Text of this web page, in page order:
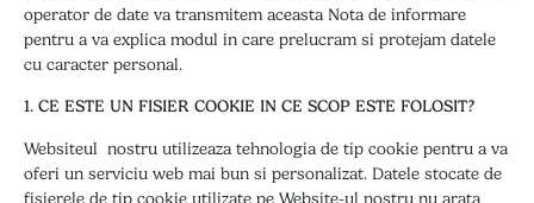
operator de date va transmitem aceasta Nota de informare
pentru a va explica modul in care prelucram si protejam datele
cu caracter personal.
1. CE ESTE UN FISIER COOKIE IN CE SCOP ESTE FOLOSIT?
Websiteul nostru utilizeaza tehnologia de tip cookie pentru a va
oferi un serviciu web mai bun si personalizat. Datele stocate de
fisierele de tip cookie utilizate pe Website-ul nostru nu arata